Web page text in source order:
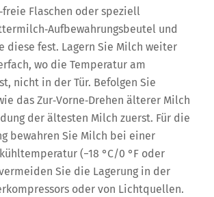
Flaschen oder speziell
und
diese fest. Lagern Sie Milch weiter
wo die Temperatur am
nicht in der Tür. Befolgen Sie
das Zur‑Vorne‑Drehen älterer Milch
der ältesten Milch zuerst. Für die
bewahren Sie Milch bei einer
(−18 °C/0 °F oder
Sie die Lagerung in der
oder von Lichtquellen.